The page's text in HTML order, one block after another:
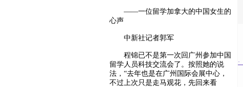
——一位留学加拿大的中国女生的
心声
中新社记者郭军
程锦已不是第一次回广州参加中国
留学人员科技交流会了。按照她的说
法，“去年也是在广州国际会展中心，
不过上次只是走马观花，先回来看
·